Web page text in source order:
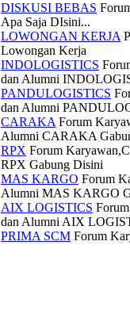
DISKUSI BEBAS
Apa Saja DIsini...
LOWONGAN KERJA
Lowongan Kerja
INDOLOGISTICS
dan Alumni
PANDULOGISTICS
dan Alumni
CARAKA Forum
Alumni CARAKA
RPX Forum
RPX Gabung Disini
MAS KARGO Forum
Alumni MAS KARGO
AIX LOGISTICS
dan Alumni AIX
PRIMA SCM Forum